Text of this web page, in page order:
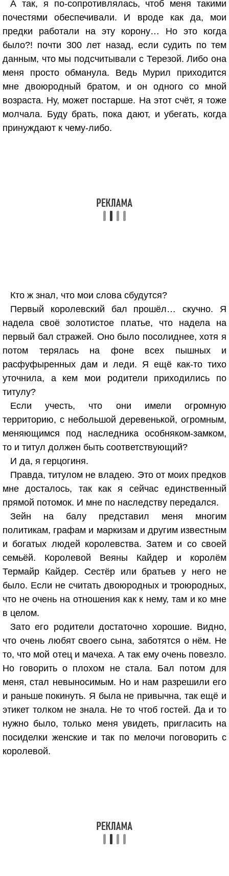
А так, я по-сопротивлялась, чтоб меня такими
почестями обеспечивали. И вроде как да, мои
предки работали на эту корону… Но это когда
было?! почти 300 лет назад, если судить по тем
данным, что мы подсчитывали с Терезой. Либо она
меня просто обманула. Ведь Мурил приходится
мне двоюродный братом, и он одного со мной
возраста. Ну, может постарше. На этот счёт, я тоже
молчала. Буду брать, пока дают, и убегать, когда
принуждают к чему-либо.
Кто ж знал, что мои слова сбудутся?
Первый королевский бал прошёл… скучно. Я
надела своё золотистое платье, что надела на
первый бал стражей. Оно было посолиднее, хотя я
потом терялась на фоне всех пышных и
расфуфыренных дам и леди. Я ещё как-то тихо
уточнила, а кем мои родители приходились по
титулу?
Если учесть, что они имели огромную
территорию, с небольшой деревенькой, огромным,
меняющимся под наследника особняком-замком,
то и титул должен быть соответствующий?
И да, я герцогиня.
Правда, титулом не владею. Это от моих предков
мне досталось, так как я сейчас единственный
прямой потомок. И мне по наследству передался.
Зейн на балу представил меня многим
политикам, графам и маркизам и другим известным
и богатых людей королевства. Затем и со своей
семьёй. Королевой Веяны Кайдер и королём
Термайр Кайдер. Сестёр или братьев у него не
было. Если не считать двоюродных и троюродных,
что не очень на отношения как к нему, там и ко мне
в целом.
Зато его родители достаточно хорошие. Видно,
что очень любят своего сына, заботятся о нём. Не
то, что мой отец и мачеха. А так ему очень повезло.
Но говорить о плохом не стала. Бал потом для
меня, стал невыносимым. Но и нам разрешили его
и раньше покинуть. Я была не привычна, так ещё и
этикет толком не знала. Не то чтоб гостей. Да и то
нужно было, только меня увидеть, пригласить на
посиделки женские и так по мелочи поговорить с
королевой.